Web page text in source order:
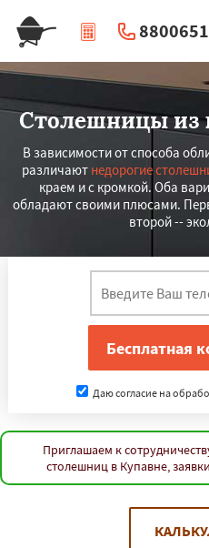
|
Столешницы из
В зависимости от способа
различают недорогие
краем и с кромкой. Оба
обладают своими плюсами.
второй --
Даю согласие на
Приглашаем к
столешниц в Купавне,